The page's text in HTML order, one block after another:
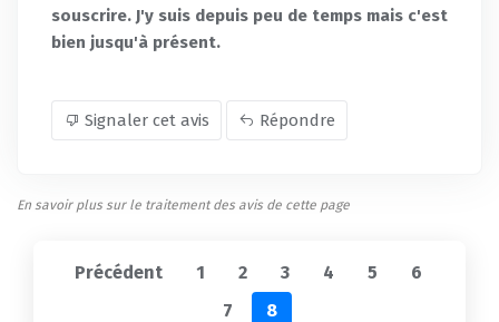
souscrire. J'y suis depuis peu de temps mais c'est
bien jusqu'à présent.
Signaler cet avis Répondre
En savoir plus sur le traitement des avis de cette page
Précédent 1 2 3 4 5
6
7
8